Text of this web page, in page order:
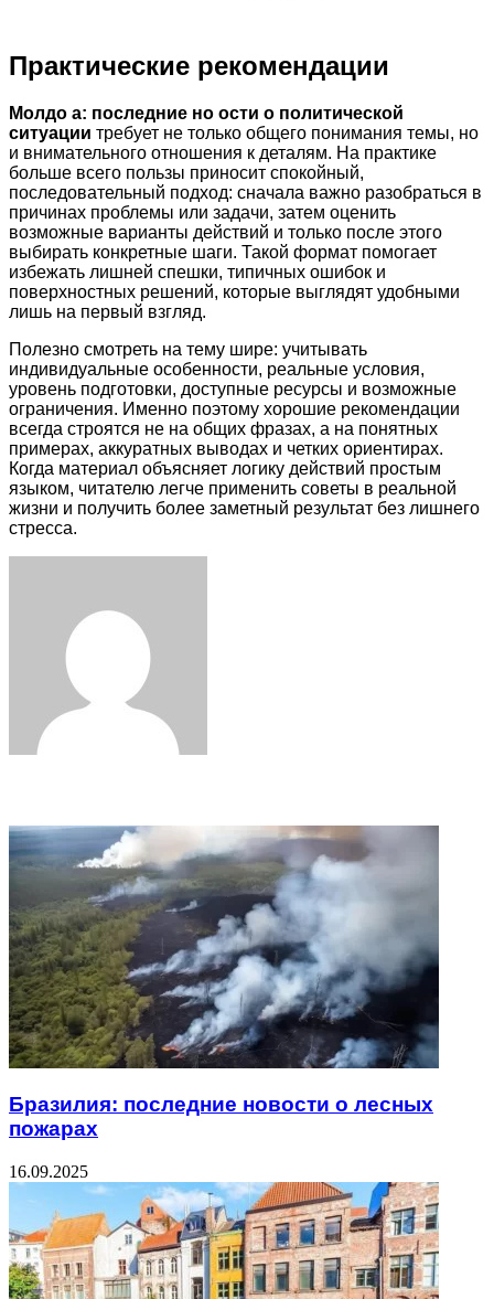
Практические рекомендации
Молдо а: последние но ости о политической
ситуации требует не только общего понимания темы, но
и внимательного отношения к деталям. На практике
больше всего пользы приносит спокойный,
последовательный подход: сначала важно разобраться в
причинах проблемы или задачи, затем оценить
возможные варианты действий и только после этого
выбирать конкретные шаги. Такой формат помогает
избежать лишней спешки, типичных ошибок и
поверхностных решений, которые выглядят удобными
лишь на первый взгляд.
Полезно смотреть на тему шире: учитывать
индивидуальные особенности, реальные условия,
уровень подготовки, доступные ресурсы и возможные
ограничения. Именно поэтому хорошие рекомендации
всегда строятся не на общих фразах, а на понятных
примерах, аккуратных выводах и четких ориентирах.
Когда материал объясняет логику действий простым
языком, читателю легче применить советы в реальной
жизни и получить более заметный результат без лишнего
стресса.
Бразилия: последние новости о лесных
пожарах
16.09.2025